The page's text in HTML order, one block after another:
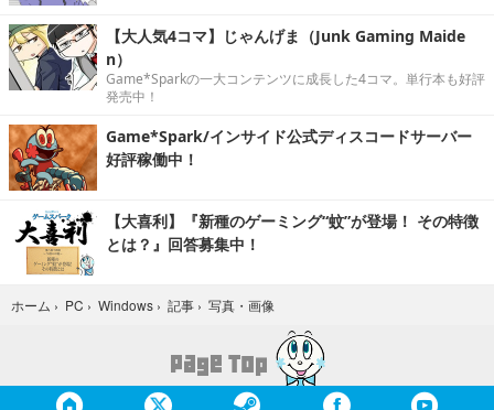
【大人気4コマ】じゃんげま（Junk Gaming Maide
n）
Game*Sparkの一大コンテンツに成長した4コマ。単行本も好評
発売中！
Game*Spark/インサイド公式ディスコードサーバー
好評稼働中！
【大喜利】『新種のゲーミング“蚊”が登場！ その特徴
とは？』回答募集中！
ホーム › PC › Windows › 記事 › 写真・画像